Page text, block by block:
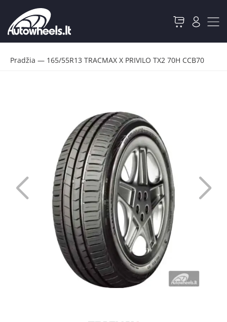
Pradžia — 165/55R13 TRACMAX X PRIVILO TX2 70H CCB70